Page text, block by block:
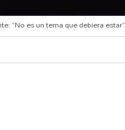
“No es un tema que debiera estar”